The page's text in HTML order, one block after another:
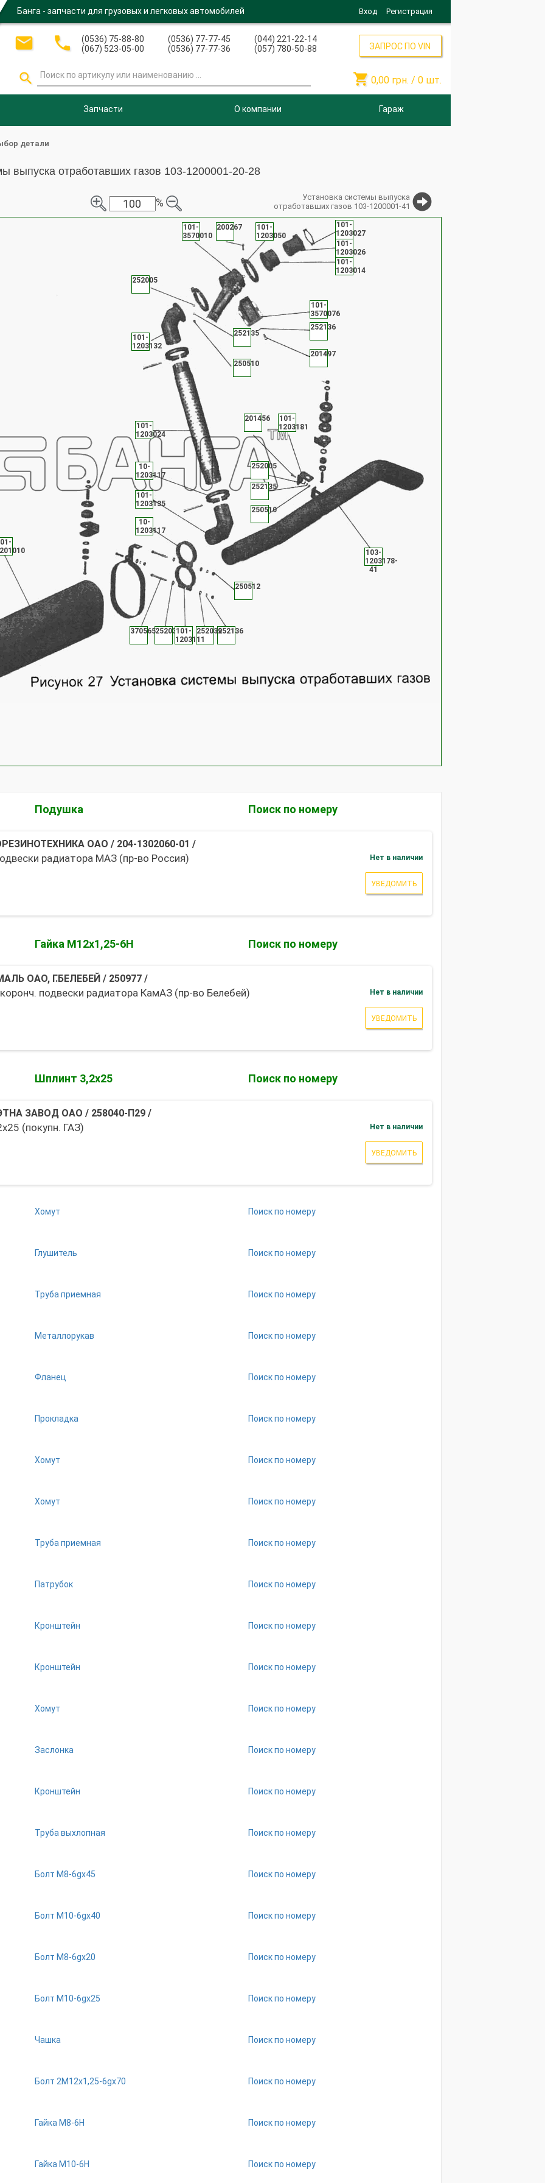
Банга - запчасти для грузовых и легковых автомобилей Вход Регистрация
 
(0536) 75-88-80
(067) 523-05-00
(0536) 77-77-45
(0536) 77-77-36
(044) 221-22-14
(057) 780-50-88

ЗАПРОС ПО VIN
 0,00 грн. / 0 шт.
Запчасти О компании Гараж
детали
выпуска отработавших газов 103-1200001-20-28
%
Установка системы выпуска
отработавших газов 103-1200001-41
101-
1203027
101-
1203026
101-
1203014
201497
252136
101-
3570076
252005
252005
252135
252135
250510
250510
200267
101-
1203050
101-
1203132
10-
1203117
10-
1203117
101-
1203024
201456
101-
1203181
103-
1203178-
41
101-
1203135
250512
252136
252039
252039
370565
101-
1203111
101-
3570010
Подушка Поиск по номеру
ОАО / 204-1302060-01 /
радиатора МАЗ (пр-во Россия) Нет в наличии
УВЕДОМИТЬ
Гайка М12х1,25-6Н Поиск по номеру
ОАО, Г.БЕЛЕБЕЙ/ 250977/
подвески радиатора КамАЗ (пр-во Белебей) Нет в наличии
УВЕДОМИТЬ
Шплинт 3,2х25 Поиск по номеру
ЗАВОД ОАО / 258040-П29/
(покупн. ГАЗ) Нет в наличии
УВЕДОМИТЬ
Хомут Поиск по номеру
Глушитель Поиск по номеру
Труба приемная Поиск по номеру
Металлорукав Поиск по номеру
Фланец Поиск по номеру
Прокладка Поиск по номеру
Хомут Поиск по номеру
Хомут Поиск по номеру
Труба приемная Поиск по номеру
Патрубок Поиск по номеру
Кронштейн Поиск по номеру
Кронштейн Поиск по номеру
Хомут Поиск по номеру
Заслонка Поиск по номеру
Кронштейн Поиск по номеру
Труба выхлопная Поиск по номеру
Болт М8-6gх45 Поиск по номеру
Болт М10-6gх40 Поиск по номеру
Болт М8-6gх20 Поиск по номеру
Болт М10-6gх25 Поиск по номеру
Чашка Поиск по номеру
Болт 2М12х1,25-6gх70 Поиск по номеру
Гайка М8-6Н Поиск по номеру
Гайка М10-6Н Поиск по номеру